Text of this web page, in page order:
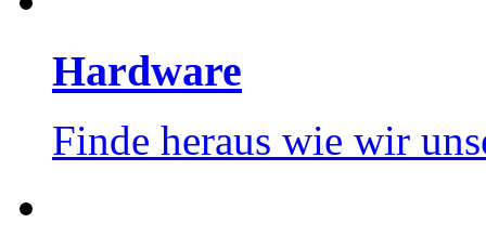
Hardware
Finde heraus wie wir